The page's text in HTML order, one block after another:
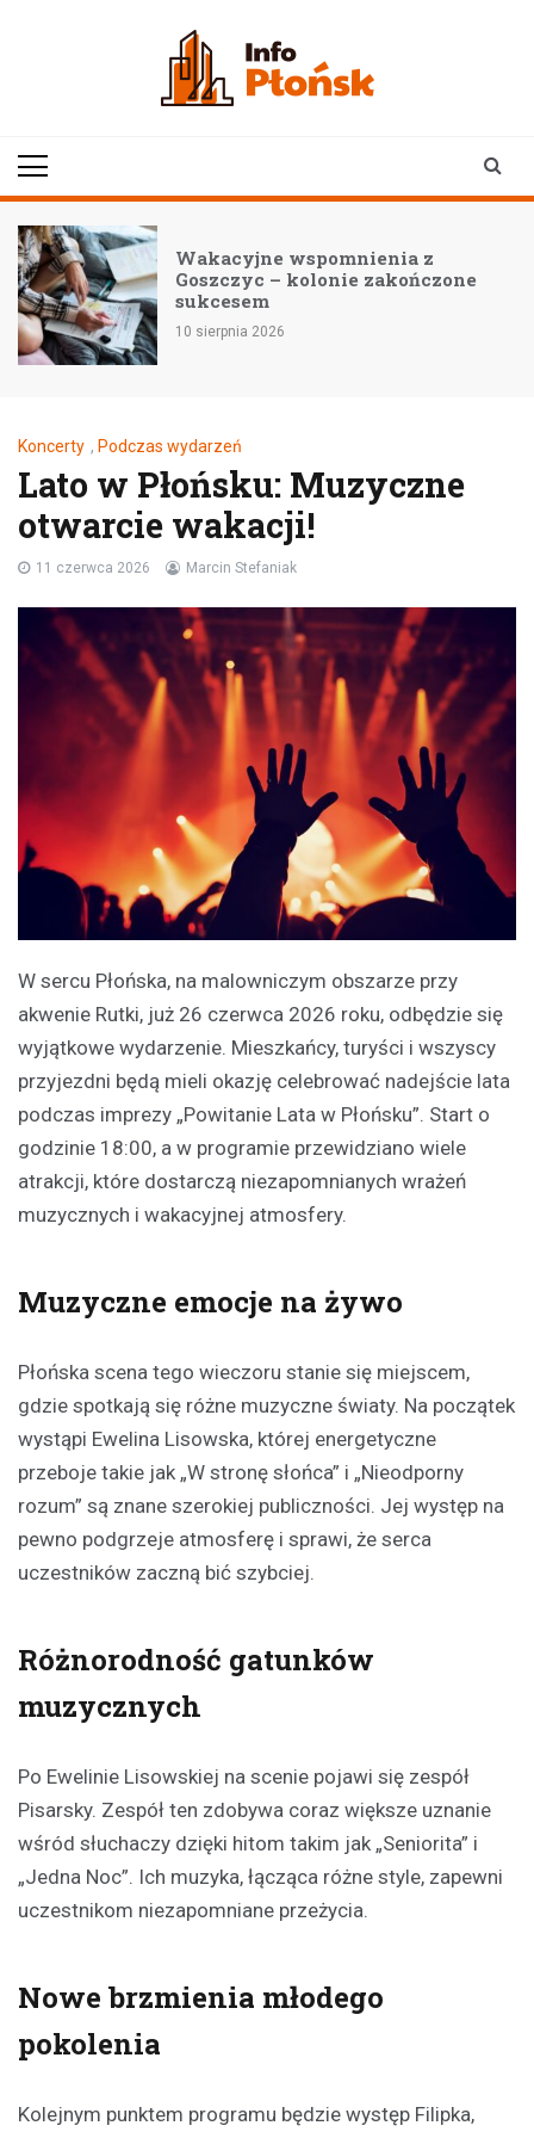
Wakacyjne wspomnienia z
Goszczyc – kolonie zakończone
sukcesem
10 sierpnia 2026
Koncerty , Podczas wydarzeń
Lato w Płońsku: Muzyczne
otwarcie wakacji!
11 czerwca 2026 Marcin Stefaniak
W sercu Płońska, na malowniczym obszarze przy
akwenie Rutki, już 26 czerwca 2026 roku, odbędzie się
wyjątkowe wydarzenie. Mieszkańcy, turyści i wszyscy
przyjezdni będą mieli okazję celebrować nadejście lata
podczas imprezy „Powitanie Lata w Płońsku”. Start o
godzinie 18:00, a w programie przewidziano wiele
atrakcji, które dostarczą niezapomnianych wrażeń
muzycznych i wakacyjnej atmosfery.
Muzyczne emocje na żywo
Płońska scena tego wieczoru stanie się miejscem,
gdzie spotkają się różne muzyczne światy. Na początek
wystąpi Ewelina Lisowska, której energetyczne
przeboje takie jak „W stronę słońca” i „Nieodporny
rozum” są znane szerokiej publiczności. Jej występ na
pewno podgrzeje atmosferę i sprawi, że serca
uczestników zaczną bić szybciej.
Różnorodność gatunków
muzycznych
Po Ewelinie Lisowskiej na scenie pojawi się zespół
Pisarsky. Zespół ten zdobywa coraz większe uznanie
wśród słuchaczy dzięki hitom takim jak „Seniorita” i
„Jedna Noc”. Ich muzyka, łącząca różne style, zapewni
uczestnikom niezapomniane przeżycia.
Nowe brzmienia młodego
pokolenia
Kolejnym punktem programu będzie występ Filipka,